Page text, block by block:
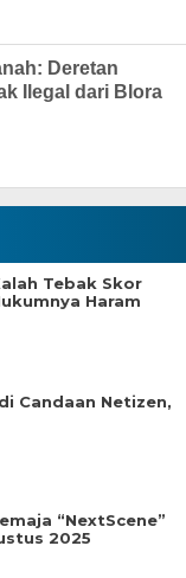
Deretan
Ilegal dari Blora
Tebak Skor
Haram
Candaan Netizen,
“NextScene”
2025